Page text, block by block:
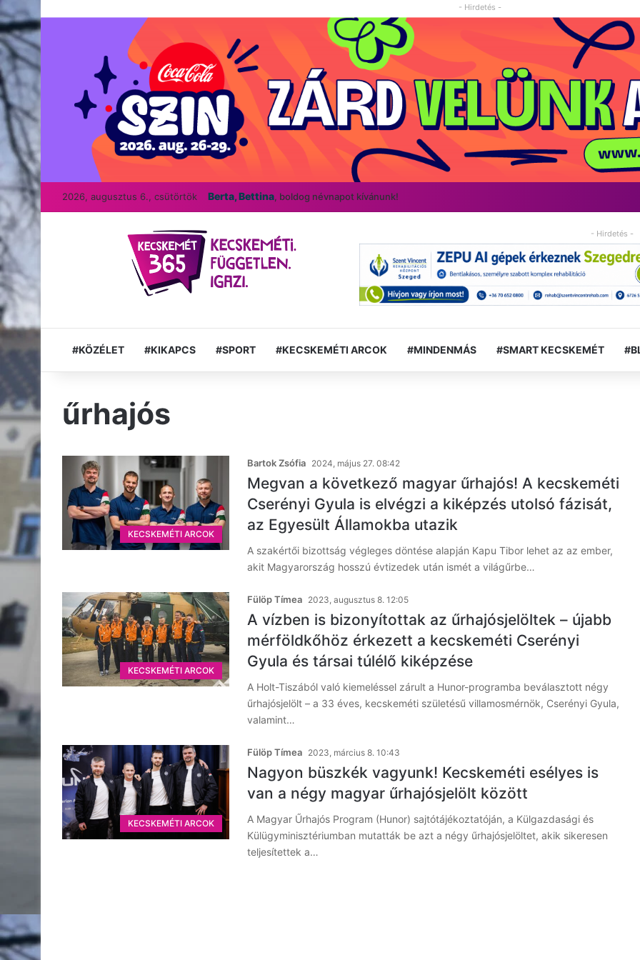
- Hirdetés -
2026, augusztus 6., csütörtök Berta, Bettina, boldog névnapot kívánunk!
- Hirdetés -
#KÖZÉLET #KIKAPCS #SPORT #KECSKEMÉTI ARCOK #MINDENMÁS #SMART KECSKEMÉT
űrhajós
KECSKEMÉTI ARCOK
Bartok Zsófia 2024, május 27. 08:42
Megvan a következő magyar űrhajós! A kecskeméti
Cserényi Gyula is elvégzi a kiképzés utolsó fázisát,
az Egyesült Államokba utazik
A szakértői bizottság végleges döntése alapján Kapu Tibor lehet az az ember,
akit Magyarország hosszú évtizedek után ismét a világűrbe…
KECSKEMÉTI ARCOK
Fülöp Tímea 2023, augusztus 8. 12:05
A vízben is bizonyítottak az űrhajósjelöltek – újabb
mérföldkőhöz érkezett a kecskeméti Cserényi
Gyula és társai túlélő kiképzése
A Holt-Tiszából való kiemeléssel zárult a Hunor-programba beválasztott négy
űrhajósjelölt – a 33 éves, kecskeméti születésű villamosmérnök, Cserényi Gyula,
valamint…
KECSKEMÉTI ARCOK
Fülöp Tímea 2023, március 8. 10:43
Nagyon büszkék vagyunk! Kecskeméti esélyes is
van a négy magyar űrhajósjelölt között
A Magyar Űrhajós Program (Hunor) sajtótájékoztatóján, a Külgazdasági és
Külügyminisztériumban mutatták be azt a négy űrhajósjelöltet, akik sikeresen
teljesítettek a…